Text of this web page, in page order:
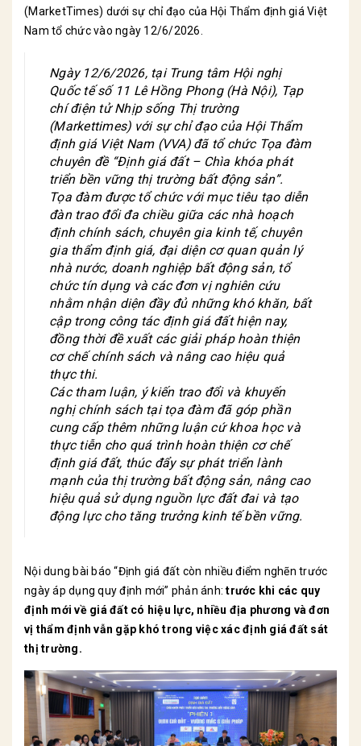
(MarketTimes) dưới sự chỉ đạo của Hội Thẩm định giá Việt
Nam tổ chức vào ngày 12/6/2026.
Ngày 12/6/2026, tại Trung tâm Hội nghị
Quốc tế số 11 Lê Hồng Phong (Hà Nội), Tạp
chí điện tử Nhịp sống Thị trường
(Markettimes) với sự chỉ đạo của Hội Thẩm
định giá Việt Nam (VVA) đã tổ chức Tọa đàm
chuyên đề “Định giá đất – Chìa khóa phát
triển bền vững thị trường bất động sản”.
Tọa đàm được tổ chức với mục tiêu tạo diễn
đàn trao đổi đa chiều giữa các nhà hoạch
định chính sách, chuyên gia kinh tế, chuyên
gia thẩm định giá, đại diện cơ quan quản lý
nhà nước, doanh nghiệp bất động sản, tổ
chức tín dụng và các đơn vị nghiên cứu
nhằm nhận diện đầy đủ những khó khăn, bất
cập trong công tác định giá đất hiện nay,
đồng thời đề xuất các giải pháp hoàn thiện
cơ chế chính sách và nâng cao hiệu quả
thực thi.
Các tham luận, ý kiến trao đổi và khuyến
nghị chính sách tại tọa đàm đã góp phần
cung cấp thêm những luận cứ khoa học và
thực tiễn cho quá trình hoàn thiện cơ chế
định giá đất, thúc đẩy sự phát triển lành
mạnh của thị trường bất động sản, nâng cao
hiệu quả sử dụng nguồn lực đất đai và tạo
động lực cho tăng trưởng kinh tế bền vững.
Nội dung bài báo “Định giá đất còn nhiều điểm nghẽn trước
ngày áp dụng quy định mới” phản ánh:trước khi các quy
định mới về giá đất có hiệu lực, nhiều địa phương và đơn
vị thẩm định vẫn gặp khó trong việc xác định giá đất sát
thị trường.